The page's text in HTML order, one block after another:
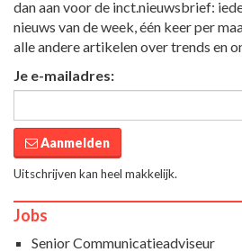
dan aan voor de inct.nieuwsbrief:
nieuws van de week, één keer per
alle andere artikelen over trends en
Je e-mailadres:
Aanmelden
Uitschrijven kan heel makkelijk.
Jobs
Senior Communicatieadviseur